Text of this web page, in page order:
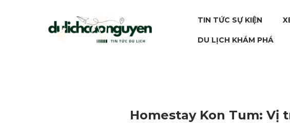
TIN TỨC SỰ KIỆN
DU LỊCH KHÁM PHÁ
Homestay Kon Tum: